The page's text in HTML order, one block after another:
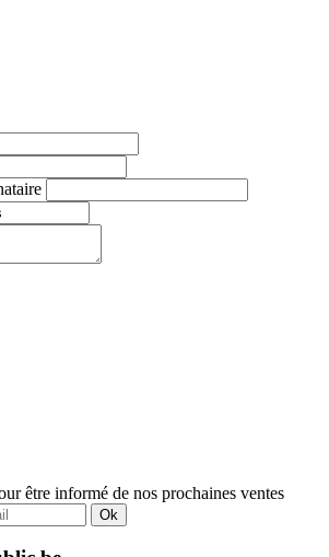
être informé de nos prochaines ventes
Ok